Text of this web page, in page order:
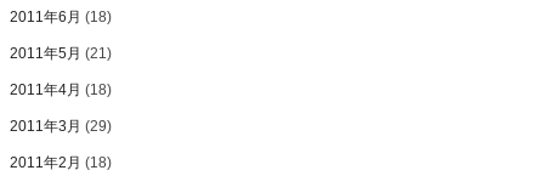
2011年6月 (18)
2011年5月 (21)
2011年4月 (18)
2011年3月 (29)
2011年2月 (18)